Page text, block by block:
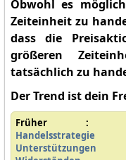
Obwohl es
Zeiteinheit zu
dass die
größeren
tatsächlich zu
Der Trend ist dein
Früher :